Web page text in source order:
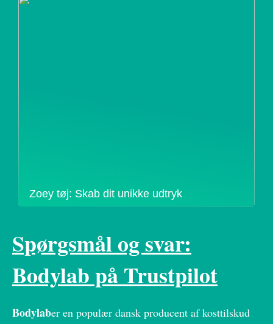
Zoey tøj: Skab dit unikke udtryk
Spørgsmål og svar:
Bodylab på Trustpilot
Bodylaber en populær dansk producent af kosttilskud